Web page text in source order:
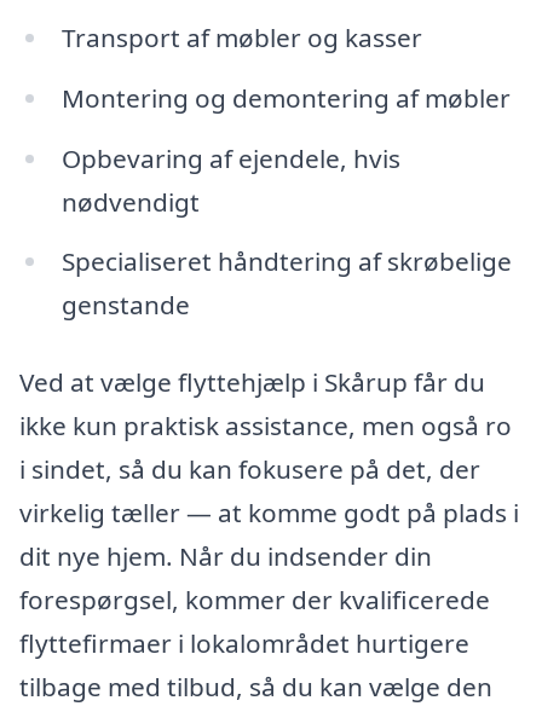
Transport af møbler og kasser
Montering og demontering af møbler
Opbevaring af ejendele, hvis
nødvendigt
Specialiseret håndtering af skrøbelige
genstande
Ved at vælge flyttehjælp i Skårup får du
ikke kun praktisk assistance, men også ro
i sindet, så du kan fokusere på det, der
virkelig tæller — at komme godt på plads i
dit nye hjem. Når du indsender din
forespørgsel, kommer der kvalificerede
flyttefirmaer i lokalområdet hurtigere
tilbage med tilbud, så du kan vælge den